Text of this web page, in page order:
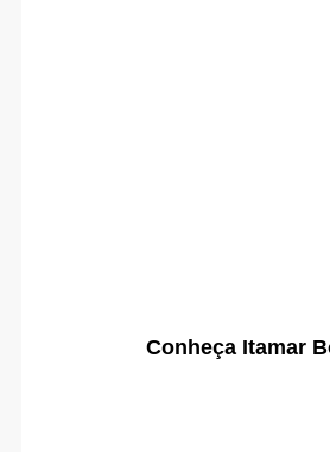
Conheça Itamar